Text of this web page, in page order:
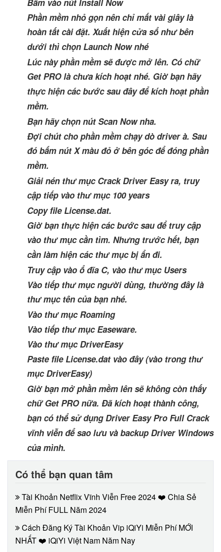
Bấm vào nút Install Now
Phần mềm nhỏ gọn nên chỉ mất vài giây là
hoàn tất cài đặt. Xuất hiện cửa sổ như bên
dưới thì chọn Launch Now nhé
Lúc này phần mềm sẽ được mở lên. Có chữ
Get PRO là chưa kích hoạt nhé. Giờ bạn hãy
thực hiện các bước sau đây để kích hoạt phần
mềm.
Bạn hãy chọn nút Scan Now nha.
Đợi chút cho phần mềm chạy dò driver à. Sau
đó bấm nút X màu đỏ ở bên góc để đóng phần
mềm.
Giải nén thư mục Crack Driver Easy ra, truy
cập tiếp vào thư mục 100 years
Copy file License.dat.
Giờ bạn thực hiện các bước sau để truy cập
vào thư mục cần tìm. Nhưng trước hết, bạn
cần làm hiện các thư mục bị ẩn đi.
Truy cập vào ổ đĩa C, vào thư mục Users
Vào tiếp thư mục người dùng, thường đây là
thư mục tên của bạn nhé.
Vào thư mục Roaming
Vào tiếp thư mục Easeware.
Vào thư mục DriverEasy
Paste file License.dat vào đây (vào trong thư
mục DriverEasy)
Giờ bạn mở phần mềm lên sẽ không còn thấy
chữ Get PRO nữa. Đã kích hoạt thành công,
bạn có thể sử dụng Driver Easy Pro Full Crack
vĩnh viễn để sao lưu và backup Driver Windows
của mình.
Có thể bạn quan tâm
Tài Khoản Netflix Vĩnh Viễn Free 2024 ❤️ Chia Sẻ
Miễn Phí FULL Năm 2024
Cách Đăng Ký Tài Khoản Vip iQiYi Miễn Phí MỚI
NHẤT ❤️ iQiYi Việt Nam Năm Nay